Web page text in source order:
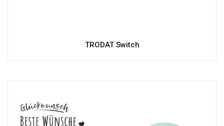
TRODAT Switch